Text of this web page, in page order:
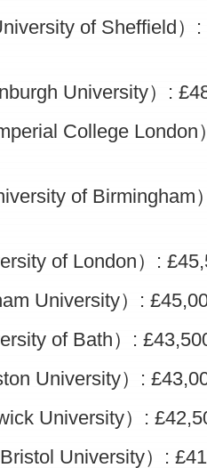
of Sheffield）:
University）:
College London
of Birmingham
of London）:
University）:
of Bath）:
University）:
University）:
University）: